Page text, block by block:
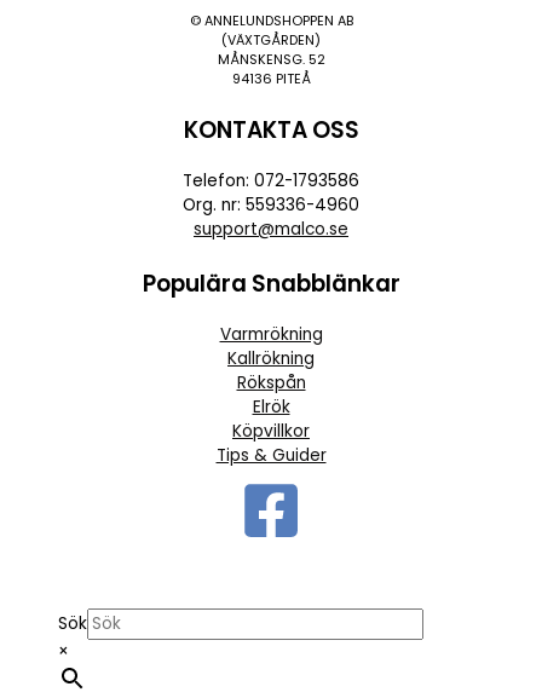
© ANNELUNDSHOPPEN AB
(VÄXTGÅRDEN)
MÅNSKENSG. 52
94136 PITEÅ
KONTAKTA OSS
Telefon: 072-1793586
Org. nr: 559336-4960
support@malco.se
Populära Snabblänkar
Varmrökning
Kallrökning
Rökspån
Elrök
Köpvillkor
Tips & Guider
Sök
×